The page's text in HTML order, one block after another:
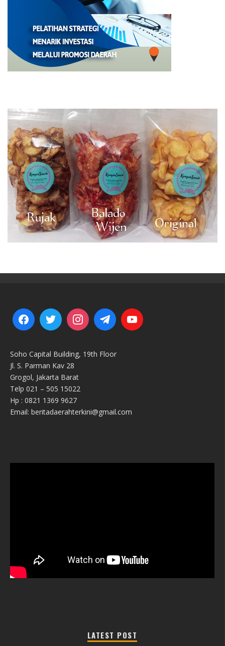
Soho Capital Building, 19th Floor
Jl. S. Parman Kav 28
Grogol, Jakarta Barat
Telp 021 – 505 15022
Hp : 0821 1369 9627
Email: beritadaerahterkini@gmail.com
LATEST POST